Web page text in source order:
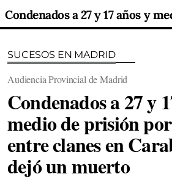
SUCESOS EN MADRID
Audiencia Provincial de Madrid
Condenados a 27 y
medio de prisión
entre clanes en
dejó un muerto